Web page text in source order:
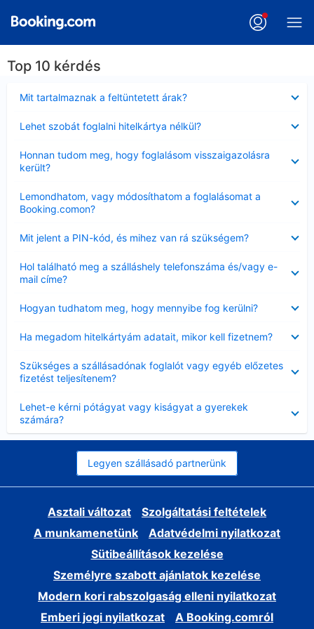
Top 10 kérdés
Mit tartalmaznak a feltüntetett árak?
Lehet szobát foglalni hitelkártya nélkül?
Honnan tudom meg, hogy foglalásom visszaigazolásra
került?
Lemondhatom, vagy módosíthatom a foglalásomat a
Booking.comon?
Mit jelent a PIN-kód, és mihez van rá szükségem?
Hol található meg a szálláshely telefonszáma és/vagy e-
mail címe?
Hogyan tudhatom meg, hogy mennyibe fog kerülni?
Ha megadom hitelkártyám adatait, mikor kell fizetnem?
Szükséges a szállásadónak foglalót vagy egyéb előzetes
fizetést teljesítenem?
Lehet-e kérni pótágyat vagy kiságyat a gyerekek
számára?
Legyen szállásadó partnerünk
Asztali változat
Szolgáltatási feltételek
A munkamenetünk
Adatvédelmi nyilatkozat
Sütibeállítások kezelése
Személyre szabott ajánlatok kezelése
Modern kori rabszolgaság elleni nyilatkozat
Emberi jogi nyilatkozat
A Booking.comról